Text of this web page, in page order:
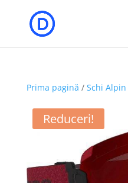
Prima pagină / Schi Alpin
Reduceri!